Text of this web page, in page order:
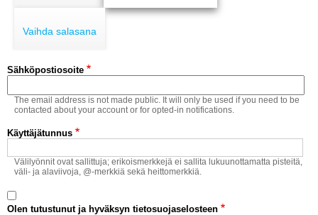
MOTOCROSS
MUUT LAJIT
YLEISTÄ ALALTA
LUE DIGILEHDET
ASIAKASPALVELU JA
Vaihda salasana
Sähköpostiosoite
The email address is not made public. It will only be used if you need to be
contacted about your account or for opted-in notifications.
Käyttäjätunnus
Välilyönnit ovat sallittuja; erikoismerkkejä ei sallita lukuunottamatta pisteitä,
väli- ja alaviivoja, @-merkkiä sekä heittomerkkiä.
Olen tutustunut ja hyväksyn tietosuojaselosteen